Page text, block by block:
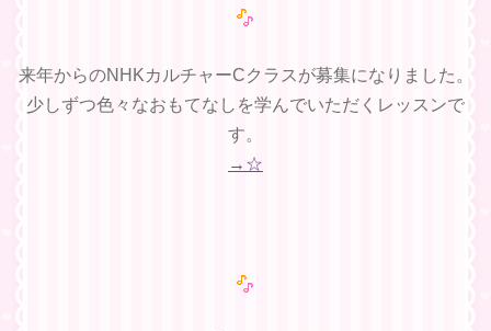
来年からのNHKカルチャーCクラスが募集になりました。
少しずつ色々なおもてなしを学んでいただくレッスンで
す。
→☆